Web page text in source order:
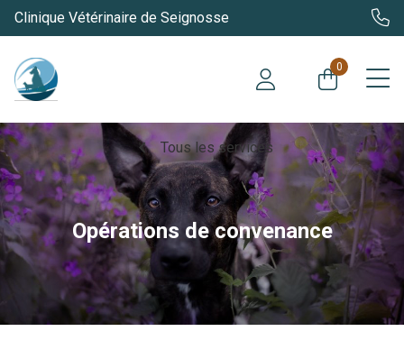
Clinique Vétérinaire de Seignosse
0
chevron_left Tous les services
Opérations de convenance